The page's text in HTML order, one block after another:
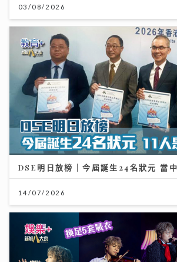
03/08/2026
DSE明日放榜｜今屆誕生24名狀元 當
14/07/2026